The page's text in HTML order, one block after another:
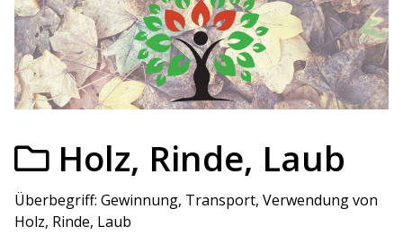
Holz, Rinde, Laub
Überbegriff: Gewinnung, Transport, Verwendung von
Holz, Rinde, Laub